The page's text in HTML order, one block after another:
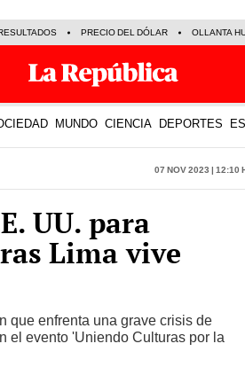
PRECIO DEL DÓLAR OLLANTA
MUNDO CIENCIA DEPORTES
07 Nov 2023 | 12:10
UU. para
Lima vive
que enfrenta una grave crisis de
el evento 'Uniendo Culturas por la